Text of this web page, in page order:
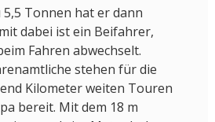
Tonnen hat er dann
dabei ist ein Beifahrer,
Fahren abwechselt.
stehen für die
Kilometer weiten Touren
bereit. Mit dem 18 m